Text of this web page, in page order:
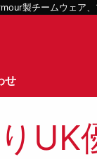
製チームウェア
せ
UK